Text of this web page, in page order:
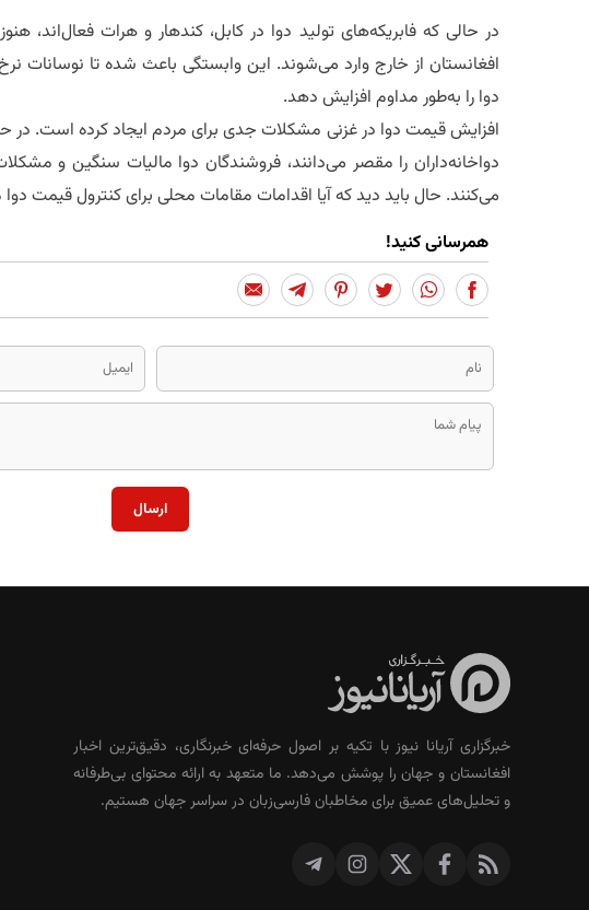
در حالی که فابریکه‌های تولید دوا در کابل، کندهار و هرات فعال‌اند،
افغانستان از خارج وارد می‌شوند. این وابستگی باعث شده تا نوسانات
دوا را به‌طور مداوم افزایش دهد.
افزایش قیمت دوا در غزنی مشکلات جدی برای مردم ایجاد کرده است. در
دواخانه‌داران را مقصر می‌دانند، فروشندگان دوا مالیات سنگین و
می‌کنند. حال باید دید که آیا اقدامات مقامات محلی برای کنترول قیمت دوا
همرسانی کنید!
ارسال
خبرگزاری آریانا نیوز با تکیه بر اصول حرفه‌ای خبرنگاری، دقیق‌ترین اخبار
افغانستان و جهان را پوشش می‌دهد. ما متعهد به ارائه محتوای بی‌طرفانه
و تحلیل‌های عمیق برای مخاطبان فارسی‌زبان در سراسر جهان هستیم.